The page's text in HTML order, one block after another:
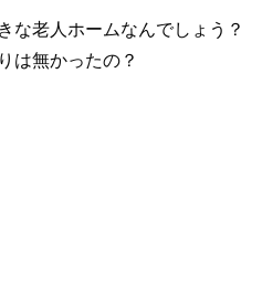
な老人ホームなんでしょう？
は無かったの？